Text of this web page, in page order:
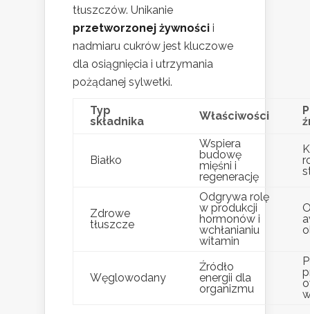
tłuszczów. Unikanie
przetworzonej żywności i
nadmiaru cukrów jest kluczowe
dla osiągnięcia i utrzymania
pożądanej sylwetki.
Typ
składnika
Właściwości
Białko
Wspiera
budowę
mięśni i
regenerację
Zdrowe
tłuszcze
Odgrywa rolę
w produkcji
hormonów i
wchłanianiu
witamin
Węglowodany
Źródło
energii dla
organizmu